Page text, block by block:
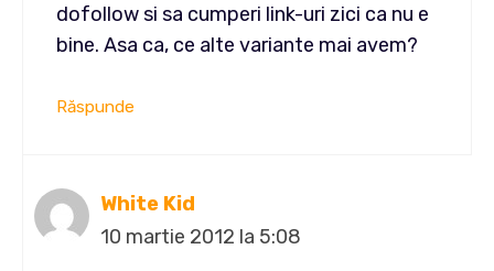
dofollow si sa cumperi link-uri zici ca nu e
bine. Asa ca, ce alte variante mai avem?
Răspunde
White Kid
10 martie 2012 la 5:08